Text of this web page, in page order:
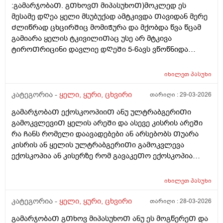
არსებობს.გმადლობთ
:გამარჯობაᲗ. გᲗხოვᲗ მიპასუხოᲗ)მოკლედ ეს
მესამე დᲦეა ყელი მსუბუქად ამტკივდა Თავიდან მერე
Ძლიწრად ცხცირᲨიც მომიᲭურა და მქობდა წვა წცამ
გამიარა ყელის ტკივილიᲗაც უსე არ მტკივა
ტიროᲗრიცინი დავლიე დᲦეᲨი 5-6ავს ვწოწნიდა
დიდროფს და იზოფრას ვისხავ Ჩაის ფერვექს და
ხოლმე სიცხე 37.6ზე მაᲦალი ან 37.6 მაქ ხოლმე და
40დᲦისუკანაც ვიყავი ცუდად და ვსვავდი წამლებს და
37.2 სულ მქონდა სიცხებმაგრამ არაფერიარ
მაწუხებდა აᲗასᲨი ერᲗხელ ყელი
Თუბწამომტკივდებოდა დორიტრიცინი დავლიე
მაᲨინდა გამიარა ამავდროულად 35-40დᲦისუკან კიდე
ვიტამინების კომპლექსი დᲦეᲨი ორჯერ ვსვავდი
Ჩავიტარე მაგრამ კიდე Შემხვდა რატო ხდება ესე და
რისი ბრალიაბარადა 27წლის ბიᲭი ვარდა ესე
იხილეთპასუხი
კატეგორია - ყელი, ყური, ცხვირი თარიღი :29-03-2026
გამარჯობაᲗ ექოსკოოპიიᲗ ანუ ულტრაბგერიᲗი
გამოკვლევიᲗ ყელის არეᲨი და ასევე კისრის არეᲨი
რა Ჩანს რომელი დაავადებები ან არსებობს Თუარა
კისრის ან ყელის ულტრაბგერიᲗი გამოკვლევა
ექოსკოპია ან კისერზე რომ გავაკეᲗო ექოსკოპია
კისერზე ან სხვა პაᲗოლოგია ან წანაზარდი
დავადებები?????
იხილეთპასუხი
კატეგორია - ყელი, ყური, ცხვირი თარიღი :28-03-2026
გამარჯობაᲗ გᲗხოვ მიპასუხოᲗ ანუ ეს მოგწერეᲗ და